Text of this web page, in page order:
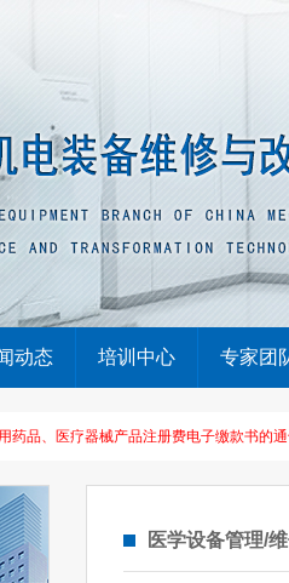
动态 培训中心 专家团
医疗器械产品注册费电子缴款书的通告（
医学设备管理/